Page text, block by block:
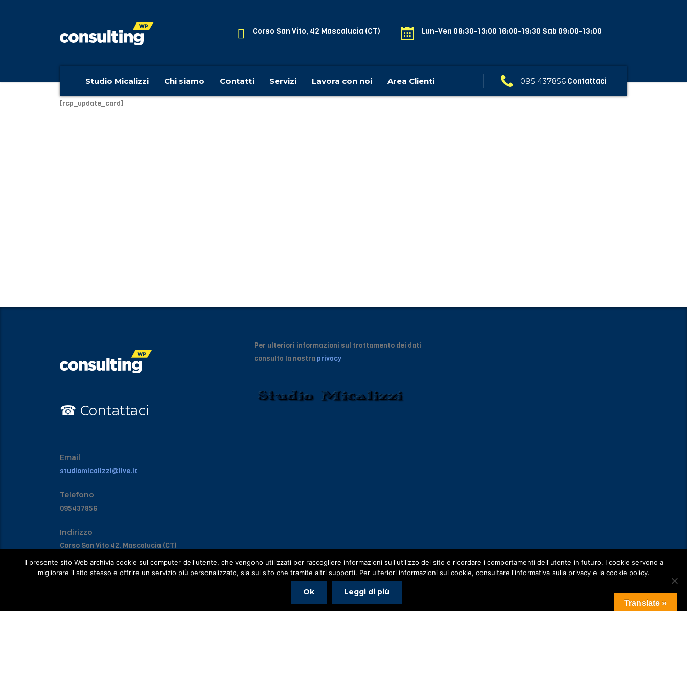
Corso San Vito, 42 Mascalucia (CT) Lun-Ven 08:30-13:00 16:00-19:30 Sab 09:00-13:00
Studio Micalizzi Chi siamo Contatti Servizi Lavora con noi Area Clienti 095 437856 Contattaci
[rcp_update_card]
☎︎ Contattaci
Email
studiomicalizzi@live.it
Telefono
095437856
Indirizzo
Corso San Vito 42, Mascalucia (CT)
Per ulteriori informazioni sul trattamento dei dati
consulta la nostra privacy
Copyright © 2016-2018 studiomicalizzi.it P.IVA 04351560877
Translate »
Il presente sito Web archivia cookie sul computer dell'utente, che vengono utilizzati per raccogliere informazioni sull'utilizzo del sito e ricordare i comportamenti dell'utente in futuro. I cookie servono a
migliorare il sito stesso e offrire un servizio più personalizzato, sia sul sito che tramite altri supporti. Per ulteriori informazioni sui cookie, consultare l'informativa sulla privacy e la cookie policy.
Ok Leggi di più